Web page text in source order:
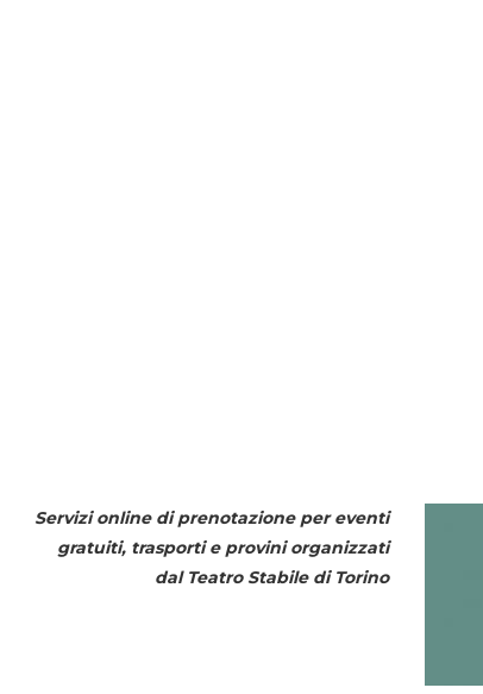
Servizi online di prenotazione per eventi
gratuiti, trasporti e provini organizzati
dal Teatro Stabile di Torino